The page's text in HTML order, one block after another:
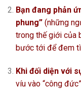
Bạn đang phản
phung”(những
trong thế giới của
bước tới để đem
Khi đối diện với
víu vào “công